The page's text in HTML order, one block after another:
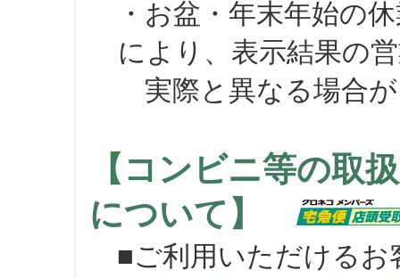
・お盆・年末年始の
により、表示結果の
実際と異なる場合が
【コンビニ等の取
について】
■ご利用いただけるお